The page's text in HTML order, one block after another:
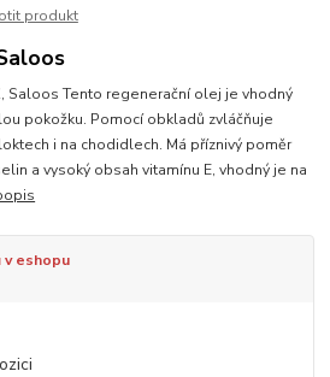
produkt
Saloos Tento regenerační olej je vhodný
pokožku. Pomocí obkladů zvláčňuje
i na chodidlech. Má příznivý poměr
a vysoký obsah vitamínu E, vhodný je na
v eshopu